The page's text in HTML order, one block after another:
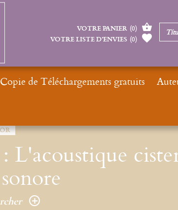
L'acoustique
VOTRE PANIER (0)
VOTRE LISTE D’ENVIES (0)
Copie de Téléchargements gratuits